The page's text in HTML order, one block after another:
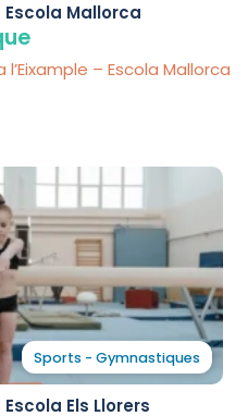
Mallorca
– Escola Mallorca
Sports - Gymnastiques
Els Llorers